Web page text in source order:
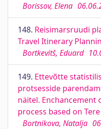
Borissov, Elena
148. Reisimarsruudi
Travel Itinerary
Bortkevitš, Eduard
149. Ettevõtte
protsesside
näitel. Enchancement
process based on Tere
Bortnikova, Natalja